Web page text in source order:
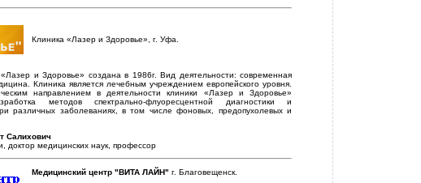
Клиника «Лазер и Здоровье», г. Уфа.
и Здоровье» создана в 1986г. Вид деятельности: современная
Клиника является лечебным учреждением европейского уровня.
направлением в деятельности клиники «Лазер и Здоровье»
методов спектрально-флуоресцентной диагностики и
различных заболеваниях, в том числе фоновых, предопухолевых и
Салихович
доктор медицинских наук, профессор
Медицинский центр "ВИТА ЛАЙН" г. Благовещенск.